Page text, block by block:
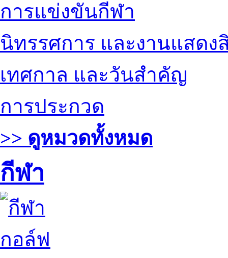
การแข่งขันกีฬา
นิทรรศการ และงานแสดง
เทศกาล และวันสำคัญ
การประกวด
>> ดูหมวดทั้งหมด
กีฬา
กอล์ฟ